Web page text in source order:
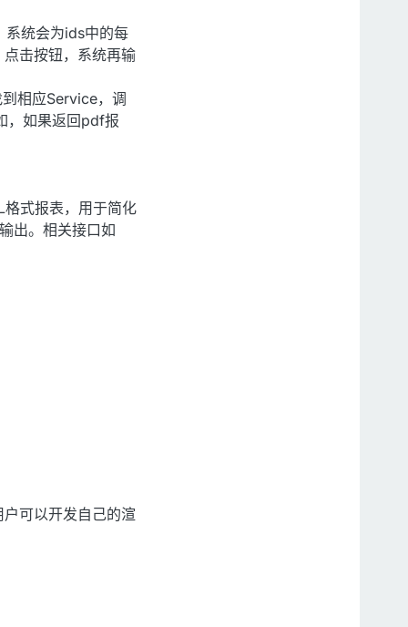
统会为ids中的每
击按钮，系统再输
相应Service，调
，如果返回pdf报
式报表，用于简化
出。相关接口如
可以开发自己的渲